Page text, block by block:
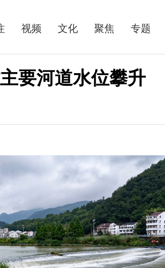
视频 文化 聚焦 专题
要河道水位攀升